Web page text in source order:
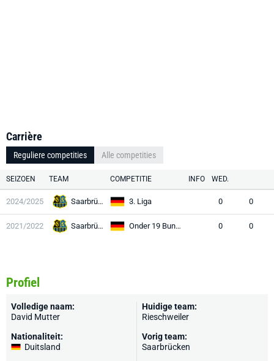
Carrière
Reguliere competities Alle competities
SEIZOEN TEAM COMPETITIE INFO WED.
2024/2025 Saarbrücken 3. Liga 0 0
2021/2022 Saarbrücken Onder 19 Bundesliga 0 0
Profiel
Volledige naam:
David Mutter
Nationaliteit:
Duitsland
Huidige team:
Rieschweiler
Vorig team:
Saarbrücken